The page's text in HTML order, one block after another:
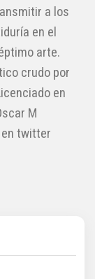
a los
en el
arte.
crudo por
en
M
en twitter